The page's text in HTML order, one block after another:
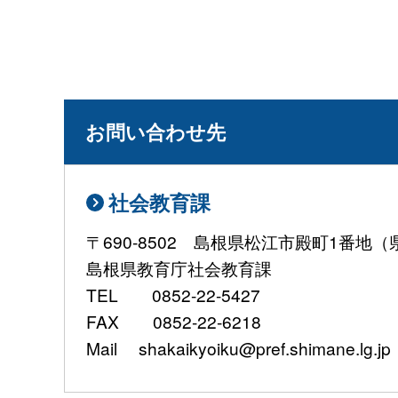
お問い合わせ先
社会教育課
〒690-8502 島根県松江市殿町1番地（
島根県教育庁社会教育課
TEL 0852-22-5427
FAX 0852-22-6218
Mail shakaikyoiku@pref.shimane.lg.jp